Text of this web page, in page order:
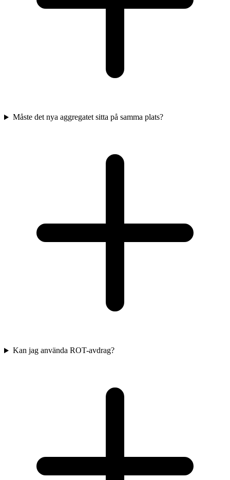
Måste det nya aggregatet sitta på samma plats?
Kan jag använda ROT-avdrag?